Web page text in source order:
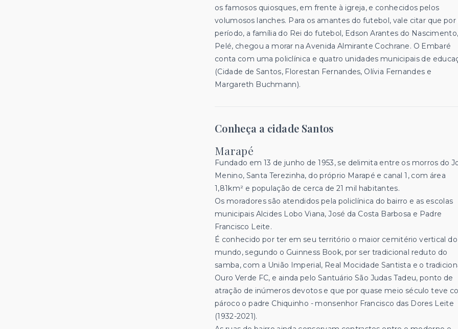
os famosos quiosques, em frente à igreja, e conhecidos pelos
volumosos lanches. Para os amantes do futebol, vale citar que por
período, a família do Rei do futebol, Edson Arantes do
Pelé, chegou a morar na Avenida Almirante Cochrane. O Embaré
conta com uma policlínica e quatro unidades municipais de
(Cidade de Santos, Florestan Fernandes, Olívia Fernandes e
Margareth Buchmann).
Conheça a cidade Santos
Marapé
Fundado em 13 de junho de 1953, se delimita entre os morros do
Menino, Santa Terezinha, do próprio Marapé e canal 1, com área
1,81km² e população de cerca de 21 mil habitantes.
Os moradores são atendidos pela policlínica do bairro e as escolas
municipais Alcides Lobo Viana, José da Costa Barbosa e Padre
Francisco Leite.
É conhecido por ter em seu território o maior cemitério vertical do
mundo, segundo o Guinness Book, por ser tradicional reduto do
samba, com a União Imperial, Real Mocidade Santista e o
Ouro Verde FC, e ainda pelo Santuário São Judas Tadeu, ponto de
atração de inúmeros devotos e que por quase meio século teve
pároco o padre Chiquinho - monsenhor Francisco das Dores Leite
(1932-2021).